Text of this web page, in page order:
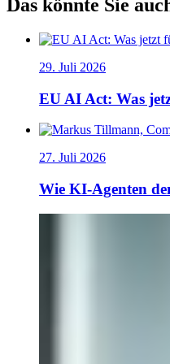
Das könnte Sie
29. Juli 2026
EU AI Act: Was
27. Juli 2026
Wie KI-Agenten